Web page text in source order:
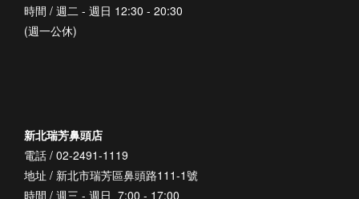
時間 / 週二 - 週日 12:30 - 20:30
(週一公休)
新北瑞芳鼻頭店
電話 / 02-2491-1119
地址 / 新北市瑞芳區鼻頭路111-1號
時間 / 週三 - 週日 7:00 - 17:00